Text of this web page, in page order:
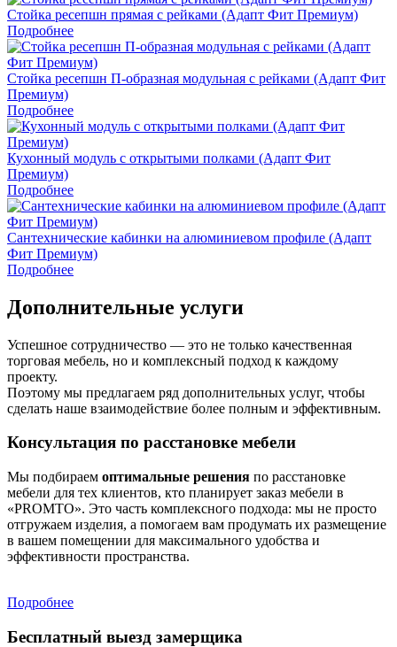
Стойка ресепшн прямая с рейками (Адапт Фит Премиум)
Подробнее
Стойка ресепшн П-образная модульная с рейками (Адапт Фит
Премиум)
Подробнее
Кухонный модуль с открытыми полками (Адапт Фит
Премиум)
Подробнее
Сантехнические кабинки на алюминиевом профиле (Адапт
Фит Премиум)
Подробнее
Дополнительные услуги
Успешное сотрудничество — это не только качественная
торговая мебель, но и комплексный подход к каждому
проекту.
Поэтому мы предлагаем ряд дополнительных услуг, чтобы
сделать наше взаимодействие более полным и эффективным.
Консультация по расстановке мебели
Мы подбираем оптимальные решения по расстановке
мебели для тех клиентов, кто планирует заказ мебели в
«PROMTO». Это часть комплексного подхода: мы не просто
отгружаем изделия, а помогаем вам продумать их размещение
в вашем помещении для максимального удобства и
эффективности пространства.
Подробнее
Бесплатный выезд замерщика